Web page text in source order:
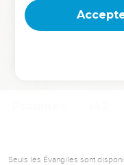
équipe, un groupe
Seuls les Évangiles sont